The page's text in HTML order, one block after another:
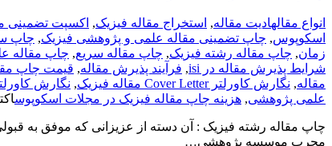
انواع مقالهادیت مقاله, استخراج مقاله فیزیک, اکسپت تضمینی
اسکوپوس, چاپ تضمینی مقاله علمی و پژوهشی فیزیک, چاپ
زمان, چاپ مقاله رشته فیزیک, چاپ مقاله سریع, چاپ مقاله
شرایط پذیرش مقاله در isi
, فرآیند پذیرش مقاله, قیمت چاپ
مقاله, نگارش کاورلتر Cover Letter مقاله فیزیک , نگارش
علمی پژوهشی, هزینه چاپ مقاله فیزیک در مجلات اسکوپوساکتبر
چاپ مقاله رشته فیزیک : آن دسته از عزیزانی که موفق به
مجرب موسسه پژوهشی…